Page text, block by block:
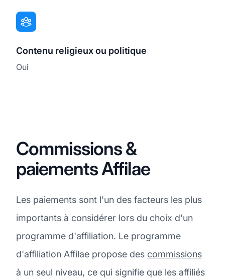
Contenu religieux ou politique
Oui
Commissions &
paiements Affilae
Les paiements sont l'un des facteurs les plus
importants à considérer lors du choix d'un
programme d'affiliation. Le programme
d'affiliation Affilae propose des commissions
à un seul niveau, ce qui signifie que les affiliés